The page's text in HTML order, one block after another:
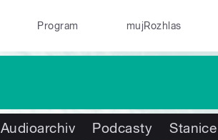
Program mujRozhlas
Audioarchiv Podcasty Stanice